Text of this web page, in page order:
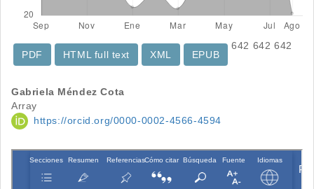
642
PDF
642
HTML full text
XML
642
EPUB
Contenido
principal
artículo
Gabriela Méndez Cota
Array
https://orcid.org/0000-0002-4566-4594